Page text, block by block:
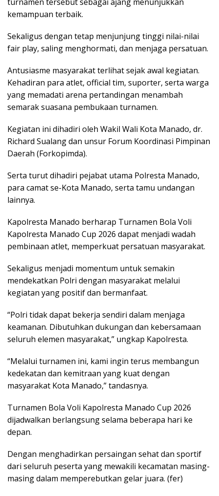
turnamen tersebut sebagai ajang menunjukkan
kemampuan terbaik.
Sekaligus dengan tetap menjunjung tinggi nilai-nilai
fair play, saling menghormati, dan menjaga persatuan.
Antusiasme masyarakat terlihat sejak awal kegiatan.
Kehadiran para atlet, official tim, suporter, serta warga
yang memadati arena pertandingan menambah
semarak suasana pembukaan turnamen.
Kegiatan ini dihadiri oleh Wakil Wali Kota Manado, dr.
Richard Sualang dan unsur Forum Koordinasi Pimpinan
Daerah (Forkopimda).
Serta turut dihadiri pejabat utama Polresta Manado,
para camat se-Kota Manado, serta tamu undangan
lainnya.
Kapolresta Manado berharap Turnamen Bola Voli
Kapolresta Manado Cup 2026 dapat menjadi wadah
pembinaan atlet, memperkuat persatuan masyarakat.
Sekaligus menjadi momentum untuk semakin
mendekatkan Polri dengan masyarakat melalui
kegiatan yang positif dan bermanfaat.
“Polri tidak dapat bekerja sendiri dalam menjaga
keamanan. Dibutuhkan dukungan dan kebersamaan
seluruh elemen masyarakat,” ungkap Kapolresta.
“Melalui turnamen ini, kami ingin terus membangun
kedekatan dan kemitraan yang kuat dengan
masyarakat Kota Manado,” tandasnya.
Turnamen Bola Voli Kapolresta Manado Cup 2026
dijadwalkan berlangsung selama beberapa hari ke
depan.
Dengan menghadirkan persaingan sehat dan sportif
dari seluruh peserta yang mewakili kecamatan masing-
masing dalam memperebutkan gelar juara. (fer)